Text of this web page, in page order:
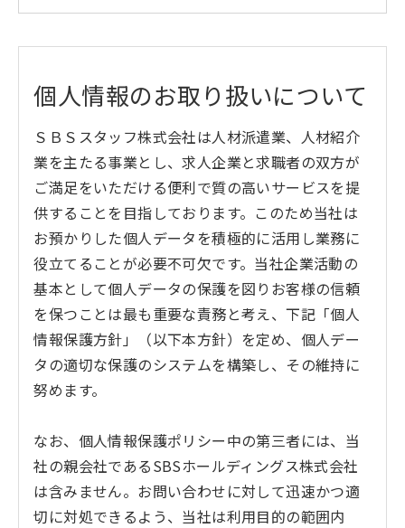
個人情報のお取り扱いについて
ＳＢＳスタッフ株式会社は人材派遣業、人材紹介
業を主たる事業とし、求人企業と求職者の双方が
ご満足をいただける便利で質の高いサービスを提
供することを目指しております。このため当社は
お預かりした個人データを積極的に活用し業務に
役立てることが必要不可欠です。当社企業活動の
基本として個人データの保護を図りお客様の信頼
を保つことは最も重要な責務と考え、下記「個人
情報保護方針」（以下本方針）を定め、個人デー
タの適切な保護のシステムを構築し、その維持に
努めます。
なお、個人情報保護ポリシー中の第三者には、当
社の親会社であるSBSホールディングス株式会社
は含みません。お問い合わせに対して迅速かつ適
切に対処できるよう、当社は利用目的の範囲内